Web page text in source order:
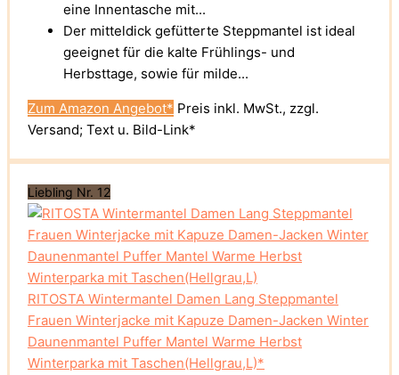
eine Innentasche mit...
Der mitteldick gefütterte Steppmantel ist ideal
geeignet für die kalte Frühlings- und
Herbsttage, sowie für milde...
Zum Amazon Angebot* Preis inkl. MwSt., zzgl.
Versand; Text u. Bild-Link*
Liebling Nr. 12
RITOSTA Wintermantel Damen Lang Steppmantel
Frauen Winterjacke mit Kapuze Damen-Jacken Winter
Daunenmantel Puffer Mantel Warme Herbst
Winterparka mit Taschen(Hellgrau,L)*